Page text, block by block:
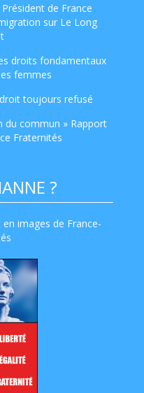
de France
sur Le Long
droits fondamentaux
femmes
toujours refusé
du commun » Rapport
Fraternités
?
images de France-